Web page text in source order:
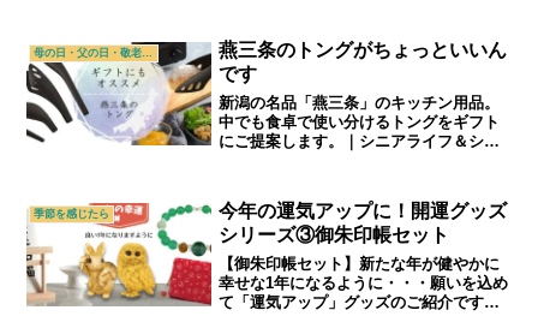
ム」
母の日・父の日・敬老の日
燕三条のトングがちょっといいん
です
新潟の名品「燕三条」のキッチン用品。
中でも食卓で使い分けるトングをギフト
にご提案します。｜シニアライフ＆シニ
季節を感じたら
今年の運気アップに！開運グッズ
シリーズ③御朱印帳セット
【御朱印帳セット】新たな年が健やかに
幸せな1年になるように・・・願いを込め
て「運気アップ」グッズのご紹介です。